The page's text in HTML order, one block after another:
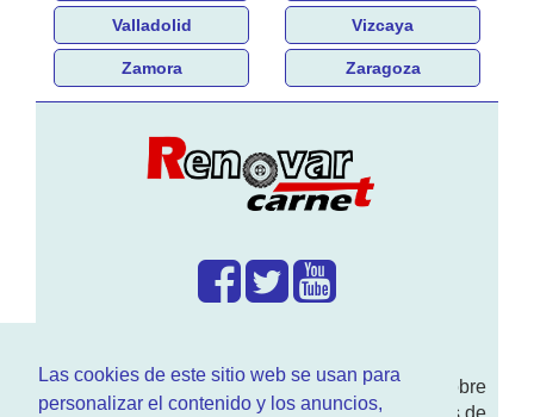
Las cookies de este sitio web se usan para
personalizar el contenido y los anuncios,
Valladolid Vizcaya
Zamora Zaragoza
Enwww.RenovarCarnet.comTe contamos sobre
larenovación del permisode conducir, noticias de